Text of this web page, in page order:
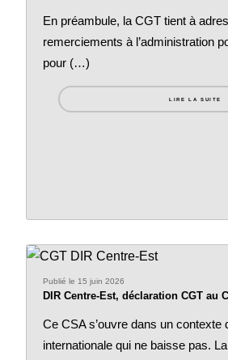
En préambule, la CGT tient à
remerciements à l’administration
pour (…)
LIRE LA SUITE
Publié le 15 juin 2026
DIR Centre-Est, déclaration CGT au
Ce CSA s’ouvre dans un contexte
internationale qui ne baisse pas.